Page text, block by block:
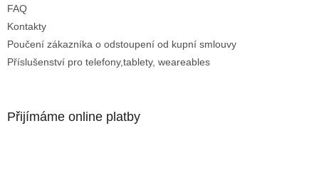
FAQ
Kontakty
Poučení zákazníka o odstoupení od kupní smlouvy
Příslušenství pro telefony,tablety, weareables
Přijímáme online platby